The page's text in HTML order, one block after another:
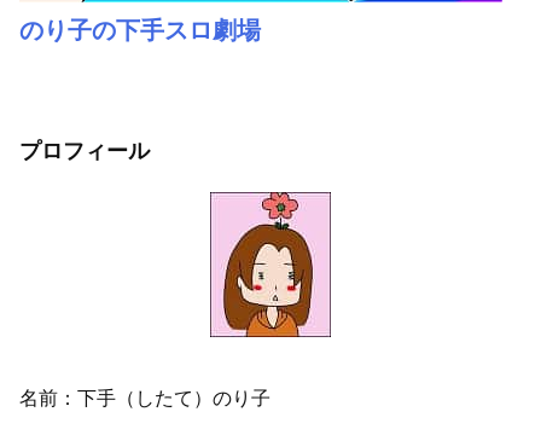
のり子の下手スロ劇場
プロフィール
名前：下手（したて）のり子